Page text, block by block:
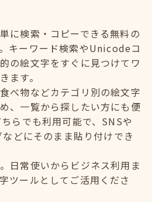
に検索・コピーできる無料の
キーワード検索やUnicodeコ
の絵文字をすぐに見つけてワ
ます。
べ物などカテゴリ別の絵文字
、一覧から探したい方にも便
らでも利用可能で、SNSや
どにそのまま貼り付けでき
日常使いからビジネス利用ま
ツールとしてご活用くださ